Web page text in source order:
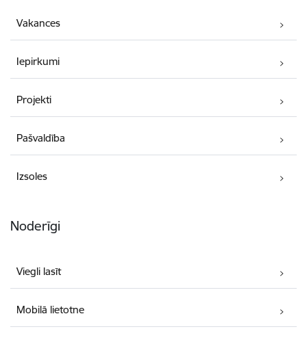
Vakances
Iepirkumi
Projekti
Pašvaldība
Izsoles
Noderīgi
Viegli lasīt
Mobilā lietotne